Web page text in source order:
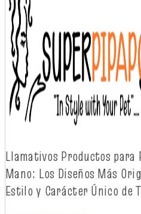
Llamativos Productos para
Mano: Los Diseños Más
Estilo y Carácter Único de